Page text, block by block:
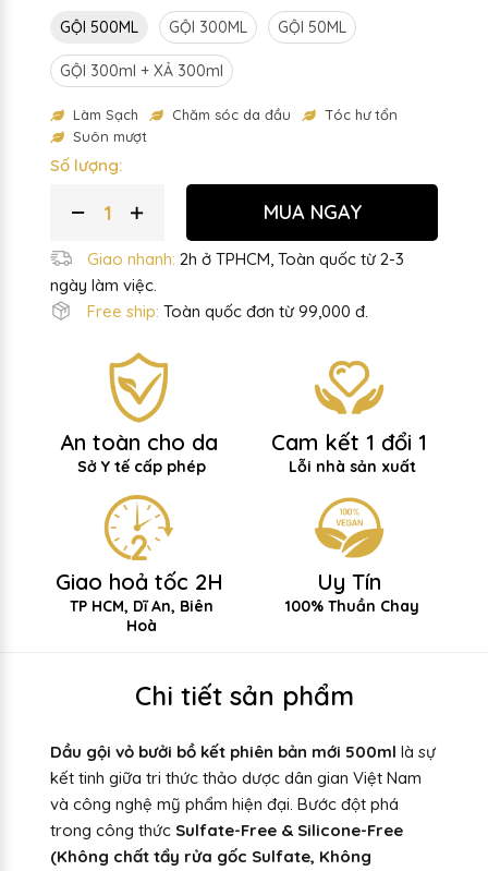
GỘI 500ML GỘI 300ML GỘI 50ML
GỘI 300ml + XẢ 300ml
Làm Sạch Chăm sóc da đầu
Tóc hư tổn
Suôn mượt
Số lượng:
MUA NGAY
Giao nhanh: 2h ở TPHCM, Toàn quốc từ 2-3
ngày làm việc.
Free ship: Toàn quốc đơn từ 99,000 đ.
An toàn cho da
Sở Y tế cấp phép
Cam kết 1 đổi 1
Lỗi nhà sản xuất
Giao hoả tốc 2H
TP HCM, Dĩ An, Biên
Hoà
Uy Tín
100% Thuần Chay
Chi tiết sản phẩm
Dầu gội vỏ bưởi bồ kết phiên bản mới 500ml là sự
kết tinh giữa tri thức thảo dược dân gian Việt Nam
và công nghệ mỹ phẩm hiện đại. Bước đột phá
trong công thức Sulfate-Free & Silicone-Free
(Không chất tẩy rửa gốc Sulfate, Không